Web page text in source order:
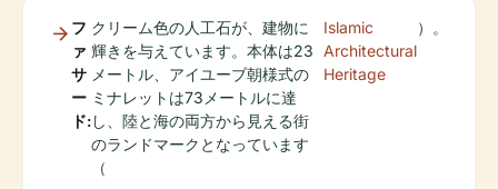
フ
ァ
サ
ー
ド:
クリーム色の人工石が、建物に
輝きを与えています。本体は23
メートル、アイユーブ朝様式の
ミナレットは73メートルに達
し、陸と海の両方から見える街
のランドマークとなっています
（
Islamic
Architectural
Heritage
）。